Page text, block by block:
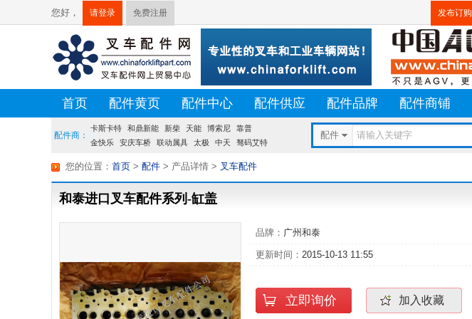
您好， 请登录 免费注册 发布订购
首页 配件黄页 配件中心 配件供应 配件品牌 配件商铺
配件商：
卡斯卡特 和鼎新能 新柴 天能 博索尼 靠普
荷贝克 硕源 方源 佛朗斯 盛航
台创
金快乐
安庆车桥 联动属具 太极 中天
驽码艾特
配件
您的位置： 首页 > 配件 > 叉车配件
> 产品详情
和泰进口叉车配件系列-缸盖
品牌： 广州和泰
更新时间： 2015-10-13 11:55
立即询价 加入收藏